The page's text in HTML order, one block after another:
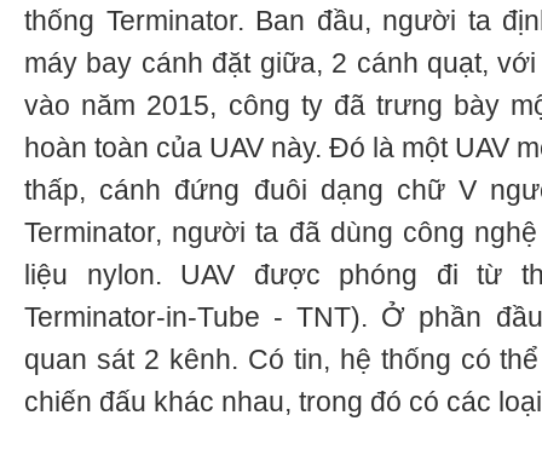
thống Terminator. Ban đầu, người ta
máy bay cánh đặt giữa, 2 cánh quạt,
vào năm 2015, công ty đã trưng bày
hoàn toàn của UAV này. Đó là một UAV
thấp, cánh đứng đuôi dạng chữ V
Terminator, người ta đã dùng công
liệu nylon. UAV được phóng đi từ
Terminator-in-Tube - TNT). Ở phần
quan sát 2 kênh. Có tin, hệ thống có
chiến đấu khác nhau, trong đó có các